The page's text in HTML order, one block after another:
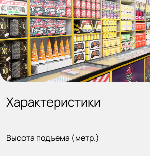
Характеристики
Высота подъема (метр.)